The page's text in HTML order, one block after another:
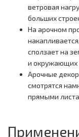
ветровая
больших
На арочном
сползает на
и окружающих
Арочные
смотрятся
прямыми